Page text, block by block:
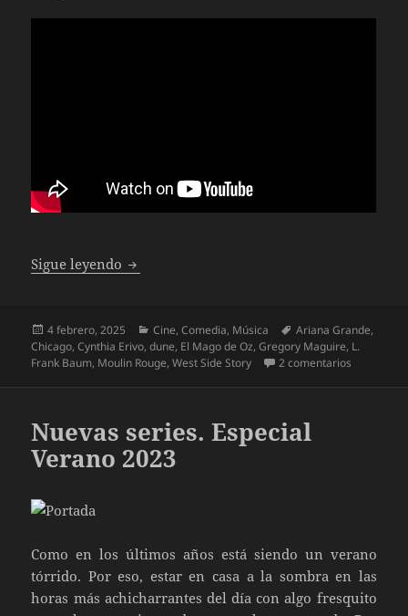
Sigue leyendo Nominadas al Oscar a mejor película 2025
Publicado
el
4 febrero, 2025 Categorías
Cine,Comedia, Música Etiquetas
Ariana Grande,
Chicago,Cynthia Erivo,dune, El Mago de Oz,Gregory Maguire, L.
Frank Baum, Moulin Rouge,West Side Story 2 comentarios
Nuevas series. Especial
Verano 2023
Como en los últimos años está siendo un verano
tórrido. Por eso, estar en casa a la sombra en las
horas más achicharrantes del día con algo fresquito